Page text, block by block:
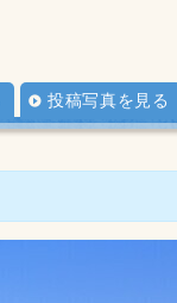
投稿写真を見る